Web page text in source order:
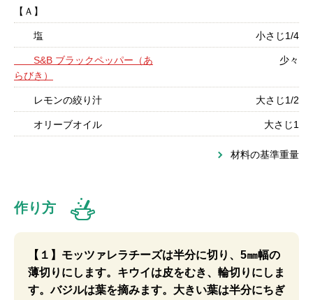
【Ａ】
塩 小さじ1/4
S&B ブラックペッパー（あ
らびき）
少々
レモンの絞り汁 大さじ1/2
オリーブオイル 大さじ1
材料の基準重量
作り方
【１】モッツァレラチーズは半分に切り、5㎜幅の
薄切りにします。キウイは皮をむき、輪切りにしま
す。バジルは葉を摘みます。大きい葉は半分にちぎ